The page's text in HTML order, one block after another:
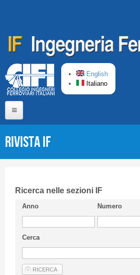
English
Italiano
CIFI in breve
Linee Guida
Privacy Policy
Articoli
Rivista IF
Ricerca nelle sezioni IF
Anno Numero
Cerca